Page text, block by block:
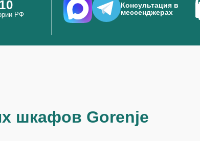
РФ
Консультация в
мессенджерах
шкафов Gorenje